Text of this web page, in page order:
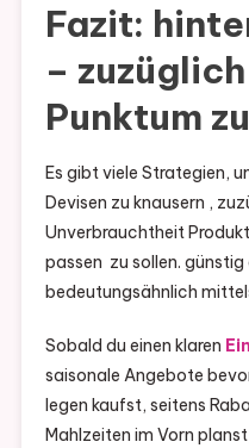
Fazit:
–
Punktum
Es gibt viele Strategien,
Devisen zu knausern ,
Unverbrauchtheit
passen zu sollen.
bedeutungsähnlich
Sobald du einen klaren
saisonale Angebote
legen kaufst, seitens
Mahlzeiten im Vorn